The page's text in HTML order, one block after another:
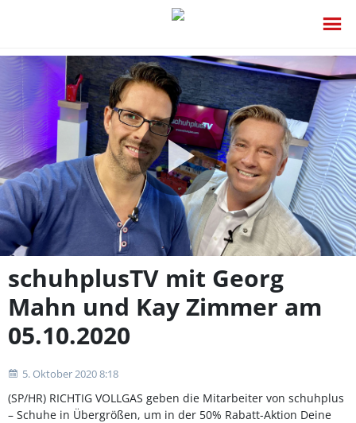
Video
schuhplusTV mit Georg
Mahn und Kay Zimmer am
05.10.2020
5. Oktober 2020 8:18
(SP/HR) RICHTIG VOLLGAS geben die Mitarbeiter von schuhplus
– Schuhe in Übergrößen, um in der 50% Rabatt-Aktion Deine